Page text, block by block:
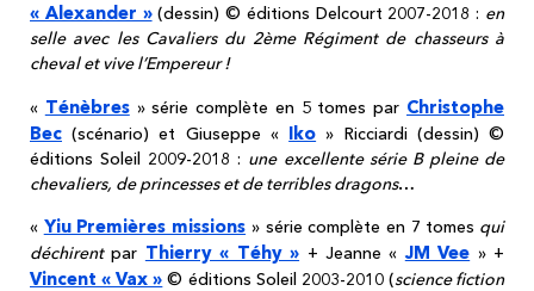
« Alexander »(dessin) © éditions Delcourt 2007-2018 : en
selle avec les Cavaliers du 2ème Régiment de chasseurs à
cheval et vive l’Empereur !
« Ténèbres» série complète en 5 tomes par Christophe
Bec (scénario) et Giuseppe « Iko » Ricciardi (dessin) ©
éditions Soleil 2009-2018 : une excellente série B pleine de
chevaliers, de princesses et de terribles dragons…
« Yiu Premières missions » série complète en 7 tomes qui
déchirentpar Thierry « Téhy » + Jeanne «JM Vee » +
Vincent « Vax » © éditions Soleil 2003-2010 (science fiction